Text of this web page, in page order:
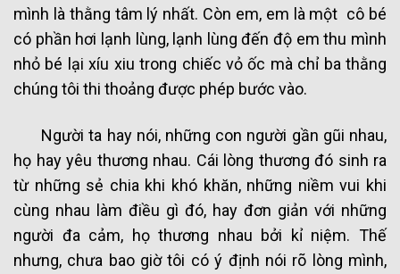
mình là thằng tâm lý nhất. Còn em, em là một cô bé
có phần hơi lạnh lùng, lạnh lùng đến độ em thu mình
nhỏ bé lại xíu xiu trong chiếc vỏ ốc mà chỉ ba thằng
chúng tôi thi thoảng được phép bước vào.
Người ta hay nói, những con người gần gũi nhau,
họ hay yêu thương nhau. Cái lòng thương đó sinh ra
từ những sẻ chia khi khó khăn, những niềm vui khi
cùng nhau làm điều gì đó, hay đơn giản với những
người đa cảm, họ thương nhau bởi kỉ niệm. Thế
nhưng, chưa bao giờ tôi có ý định nói rõ lòng mình,